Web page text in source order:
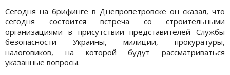
Сегодня на брифинге в Днепропетровске он сказал, что
сегодня состоится встреча со строительными
организациями в присутствии представителей Службы
безопасности Украины, милиции, прокуратуры,
налоговиков, на которой будут рассматриваться
указанные вопросы.